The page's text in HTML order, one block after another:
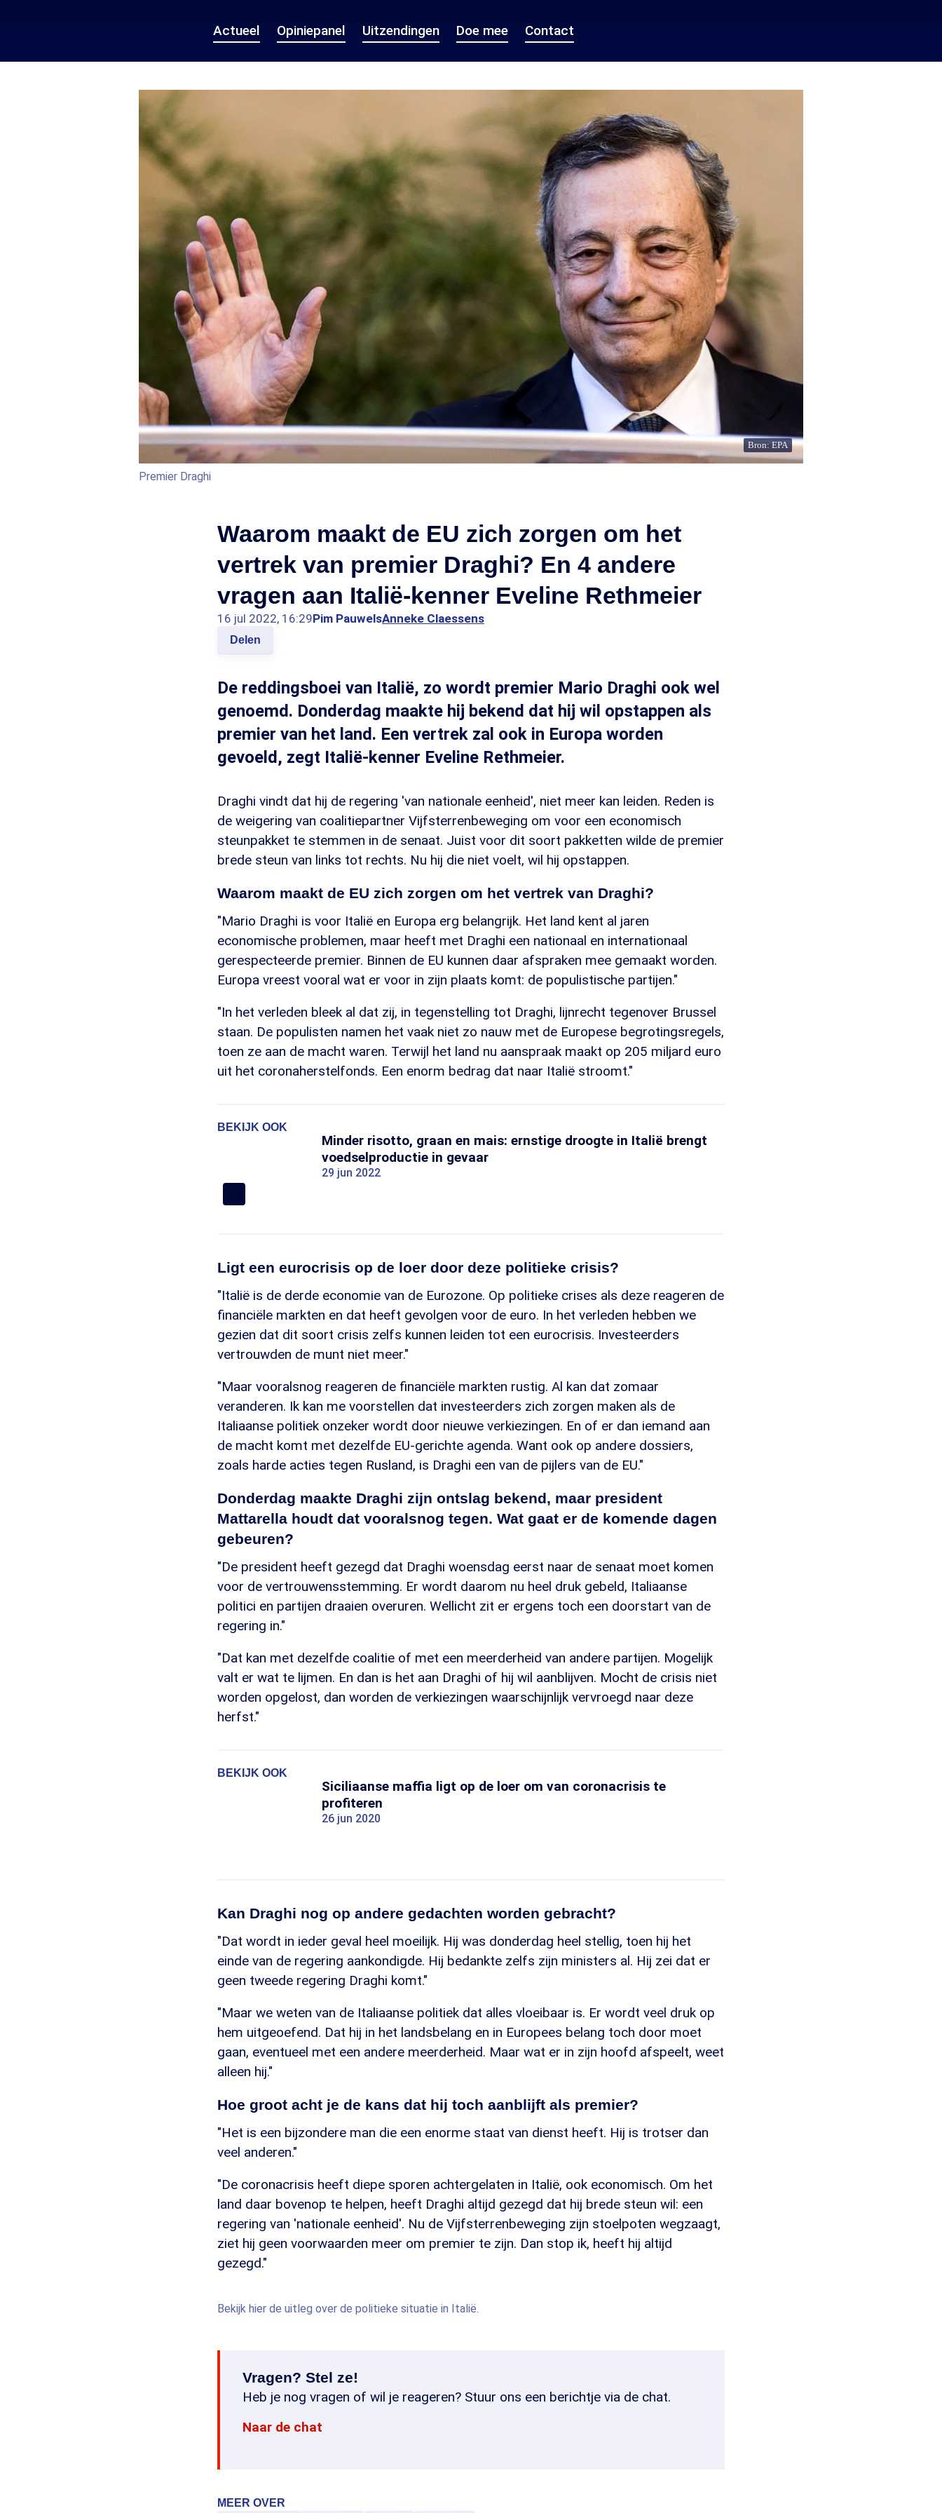
Actueel Opiniepanel Uitzendingen Doe mee Contact
Bron: EPA
Premier Draghi
Waarom maakt de EU zich zorgen om het
vertrek van premier Draghi? En 4 andere
vragen aan Italië-kenner Eveline Rethmeier
16 jul 2022, 16:29Pim PauwelsAnneke Claessens
Delen
De reddingsboei van Italië, zo wordt premier Mario Draghi ook wel
genoemd. Donderdag maakte hij bekend dat hij wil opstappen als
premier van het land. Een vertrek zal ook in Europa worden
gevoeld, zegt Italië-kenner Eveline Rethmeier.
Draghi vindt dat hij de regering 'van nationale eenheid', niet meer kan leiden. Reden is
de weigering van coalitiepartner Vijfsterrenbeweging om voor een economisch
steunpakket te stemmen in de senaat. Juist voor dit soort pakketten wilde de premier
brede steun van links tot rechts. Nu hij die niet voelt, wil hij opstappen.
Waarom maakt de EU zich zorgen om het vertrek van Draghi?
"Mario Draghi is voor Italië en Europa erg belangrijk. Het land kent al jaren
economische problemen, maar heeft met Draghi een nationaal en internationaal
gerespecteerde premier. Binnen de EU kunnen daar afspraken mee gemaakt worden.
Europa vreest vooral wat er voor in zijn plaats komt: de populistische partijen."
"In het verleden bleek al dat zij, in tegenstelling tot Draghi, lijnrecht tegenover Brussel
staan. De populisten namen het vaak niet zo nauw met de Europese begrotingsregels,
toen ze aan de macht waren. Terwijl het land nu aanspraak maakt op 205 miljard euro
uit het coronaherstelfonds. Een enorm bedrag dat naar Italië stroomt."
BEKIJK OOK
Minder risotto, graan en mais: ernstige droogte in Italië brengt
voedselproductie in gevaar
29 jun 2022
Ligt een eurocrisis op de loer door deze politieke crisis?
"Italië is de derde economie van de Eurozone. Op politieke crises als deze reageren de
financiële markten en dat heeft gevolgen voor de euro. In het verleden hebben we
gezien dat dit soort crisis zelfs kunnen leiden tot een eurocrisis. Investeerders
vertrouwden de munt niet meer."
"Maar vooralsnog reageren de financiële markten rustig. Al kan dat zomaar
veranderen. Ik kan me voorstellen dat investeerders zich zorgen maken als de
Italiaanse politiek onzeker wordt door nieuwe verkiezingen. En of er dan iemand aan
de macht komt met dezelfde EU-gerichte agenda. Want ook op andere dossiers,
zoals harde acties tegen Rusland, is Draghi een van de pijlers van de EU."
Donderdag maakte Draghi zijn ontslag bekend, maar president
Mattarella houdt dat vooralsnog tegen. Wat gaat er de komende dagen
gebeuren?
"De president heeft gezegd dat Draghi woensdag eerst naar de senaat moet komen
voor de vertrouwensstemming. Er wordt daarom nu heel druk gebeld, Italiaanse
politici en partijen draaien overuren. Wellicht zit er ergens toch een doorstart van de
regering in."
"Dat kan met dezelfde coalitie of met een meerderheid van andere partijen. Mogelijk
valt er wat te lijmen. En dan is het aan Draghi of hij wil aanblijven. Mocht de crisis niet
worden opgelost, dan worden de verkiezingen waarschijnlijk vervroegd naar deze
herfst."
BEKIJK OOK
Siciliaanse maffia ligt op de loer om van coronacrisis te
profiteren
26 jun 2020
Kan Draghi nog op andere gedachten worden gebracht?
"Dat wordt in ieder geval heel moeilijk. Hij was donderdag heel stellig, toen hij het
einde van de regering aankondigde. Hij bedankte zelfs zijn ministers al. Hij zei dat er
geen tweede regering Draghi komt."
"Maar we weten van de Italiaanse politiek dat alles vloeibaar is. Er wordt veel druk op
hem uitgeoefend. Dat hij in het landsbelang en in Europees belang toch door moet
gaan, eventueel met een andere meerderheid. Maar wat er in zijn hoofd afspeelt, weet
alleen hij."
Hoe groot acht je de kans dat hij toch aanblijft als premier?
"Het is een bijzondere man die een enorme staat van dienst heeft. Hij is trotser dan
veel anderen."
"De coronacrisis heeft diepe sporen achtergelaten in Italië, ook economisch. Om het
land daar bovenop te helpen, heeft Draghi altijd gezegd dat hij brede steun wil: een
regering van 'nationale eenheid'. Nu de Vijfsterrenbeweging zijn stoelpoten wegzaagt,
ziet hij geen voorwaarden meer om premier te zijn. Dan stop ik, heeft hij altijd
gezegd."
Bekijk hier de uitleg over de politieke situatie in Italië.
Vragen? Stel ze!
Heb je nog vragen of wil je reageren? Stuur ons een berichtje via de chat.
Naar de chat
MEER OVER